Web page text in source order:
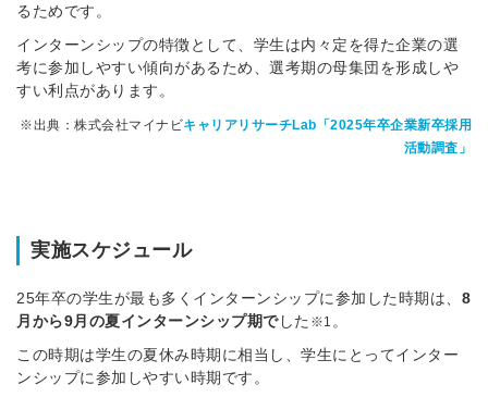
るためです。
インターンシップの特徴として、学生は内々定を得た企業の選
考に参加しやすい傾向があるため、選考期の母集団を形成しや
すい利点があります。
※出典：株式会社マイナビキャリアリサーチLab「2025年卒企業新卒採用
活動調査」
実施スケジュール
25年卒の学生が最も多くインターンシップに参加した時期は、 8
月から9月の夏インターンシップ期でした ※1 。
この時期は学生の夏休み時期に相当し、学生にとってインター
ンシップに参加しやすい時期です。